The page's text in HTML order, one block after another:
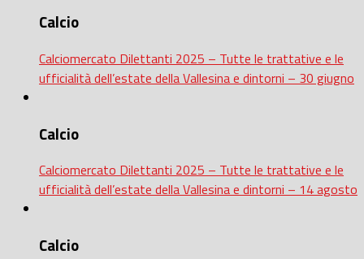
Calcio
Calciomercato Dilettanti 2025 – Tutte le trattative e le
ufficialità dell’estate della Vallesina e dintorni – 30 giugno
Calcio
Calciomercato Dilettanti 2025 – Tutte le trattative e le
ufficialità dell’estate della Vallesina e dintorni – 14 agosto
Calcio